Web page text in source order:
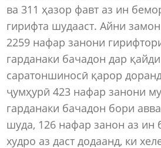
ва 311 ҳазор фавт аз ин
гирифта шудааст. Айни
2259 нафар занони
гарданаки бачадон дар
саратоншиносӣ қарор
ҷумҳурӣ 423 нафар занони
гарданаки бачадон бори
шуда, 126 нафар занон аз ин
худро аз даст додаанд, ки